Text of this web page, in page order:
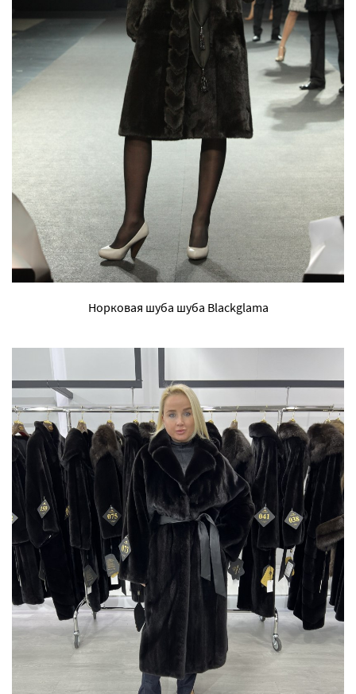
Норковая шуба шуба Blackglama